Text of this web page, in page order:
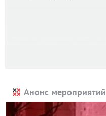
Анонс мероприятий